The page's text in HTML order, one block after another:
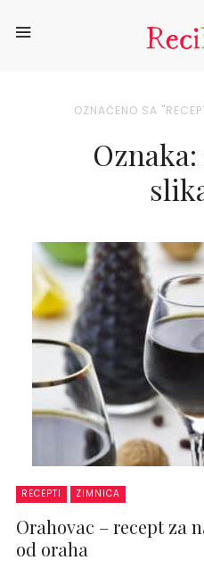
OZNAČENO SA
RECEPTI ZIMNICA
Orahovac – recept za
od oraha